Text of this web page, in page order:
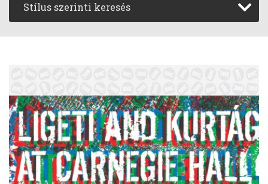
Stílus szerinti keresés